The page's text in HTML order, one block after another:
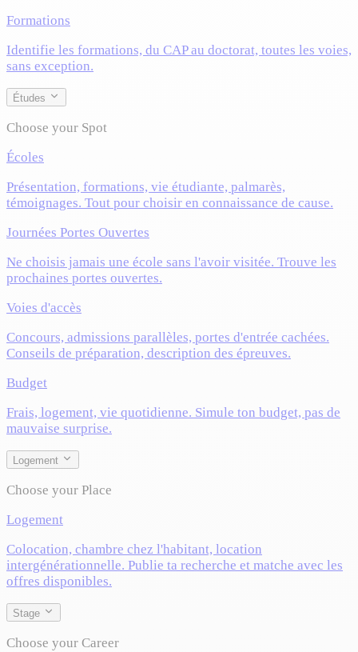
Formations
Identifie les formations, du CAP au doctorat, toutes les voies,
sans exception.
Études
Choose your Spot
Écoles
Présentation, formations, vie étudiante, palmarès,
témoignages. Tout pour choisir en connaissance de cause.
Journées Portes Ouvertes
Ne choisis jamais une école sans l'avoir visitée. Trouve les
prochaines portes ouvertes.
Voies d'accès
Concours, admissions parallèles, portes d'entrée cachées.
Conseils de préparation, description des épreuves.
Budget
Frais, logement, vie quotidienne. Simule ton budget, pas de
mauvaise surprise.
Logement
Choose your Place
Logement
Colocation, chambre chez l'habitant, location
intergénérationnelle. Publie ta recherche et matche avec les
offres disponibles.
Stage
Choose your Career